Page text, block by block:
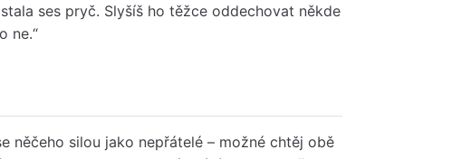
ses pryč. Slyšíš ho těžce oddechovat někde
ne.“
něčeho silou jako nepřátelé – možné chtěj obě